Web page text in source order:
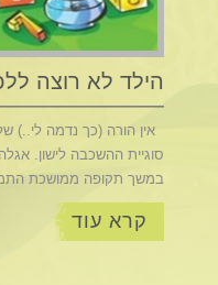
הילד לא רוצה
אין הורה (כך נדמה לי..)
סוגיית ההשכבה לישון.
במשך תקופה ממושכת
קרא עוד